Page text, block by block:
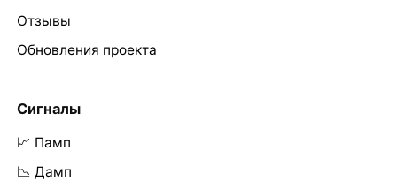
Отзывы
Обновления проекта
Сигналы
📈 Памп
📉 Дамп